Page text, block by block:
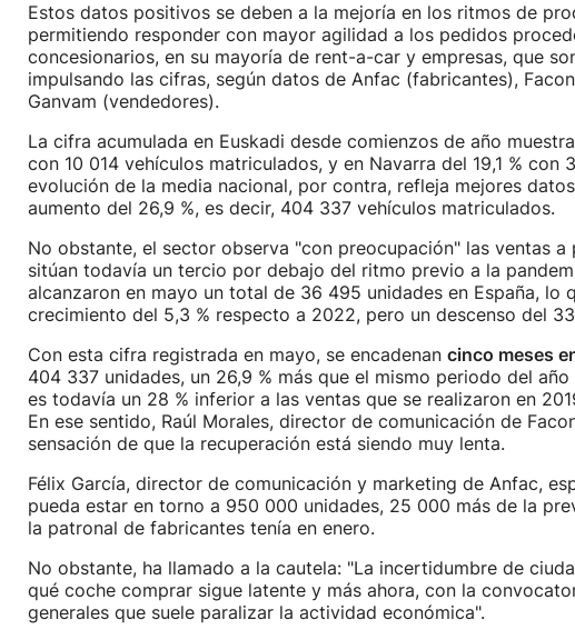
Estos datos positivos se deben a la mejoría en los ritmos de
permitiendo responder con mayor agilidad a los pedidos
concesionarios, en su mayoría de rent-a-car y empresas, que
impulsando las cifras, según datos de Anfac (fabricantes),
Ganvam (vendedores).
La cifra acumulada en Euskadi desde comienzos de año
con 10 014 vehículos matriculados, y en Navarra del 19,1 % con
evolución de la media nacional, por contra, refleja mejores
aumento del 26,9 %, es decir, 404 337 vehículos matriculados.
No obstante, el sector observa "con preocupación" las ventas a
sitúan todavía un tercio por debajo del ritmo previo a la
alcanzaron en mayo un total de 36 495 unidades en España, lo
crecimiento del 5,3 % respecto a 2022, pero un descenso del
Con esta cifra registrada en mayo, se encadenan cinco meses
404 337 unidades, un 26,9 % más que el mismo periodo del
es todavía un 28 % inferior a las ventas que se realizaron en
En ese sentido, Raúl Morales, director de comunicación de
sensación de que la recuperación está siendo muy lenta.
Félix García, director de comunicación y marketing de Anfac,
pueda estar en torno a 950 000 unidades, 25 000 más de la
la patronal de fabricantes tenía en enero.
No obstante, ha llamado a la cautela: "La incertidumbre de
qué coche comprar sigue latente y más ahora, con la
generales que suele paralizar la actividad económica".